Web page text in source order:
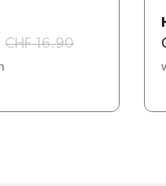
CHF 16.90